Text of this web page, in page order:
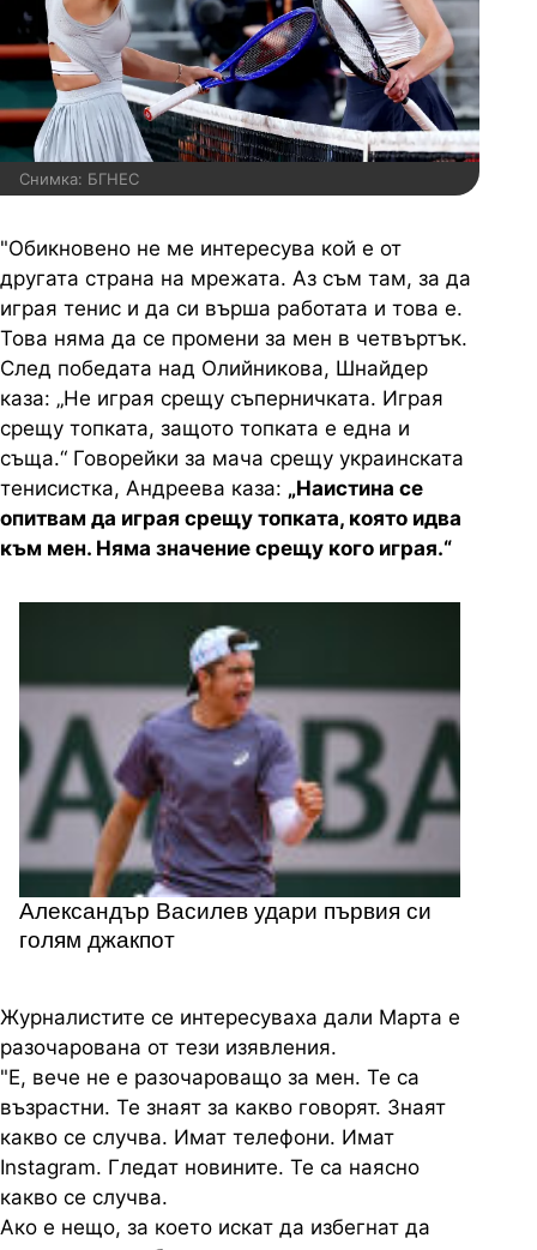
Снимка: БГНЕС
"Обикновено не ме интересува кой е от
другата страна на мрежата. Аз съм там, за да
играя тенис и да си върша работата и това е.
Това няма да се промени за мен в четвъртък.
След победата над Олийникова, Шнайдер
каза: „Не играя срещу съперничката. Играя
срещу топката, защото топката е една и
съща.“ Говорейки за мача срещу украинската
тенисистка, Андреева каза: „Наистина се
опитвам да играя срещу топката, която идва
към мен. Няма значение срещу кого играя.“
Александър Василев удари първия си
голям джакпот
Журналистите се интересуваха дали Марта е
разочарована от тези изявления.
"Е, вече не е разочароващо за мен. Те са
възрастни. Те знаят за какво говорят. Знаят
какво се случва. Имат телефони. Имат
Instagram. Гледат новините. Те са наясно
какво се случва.
Ако е нещо, за което искат да избегнат да